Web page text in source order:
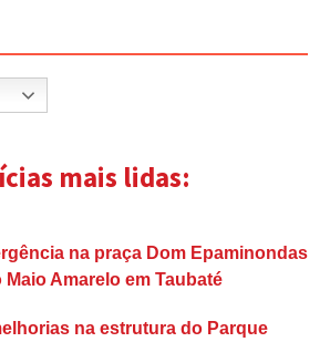
mais lidas:
na praça Dom Epaminondas
Amarelo em Taubaté
na estrutura do Parque